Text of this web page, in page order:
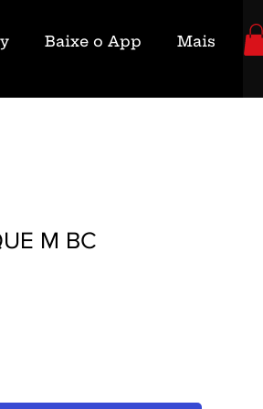
Baixe o App Mais
M BC